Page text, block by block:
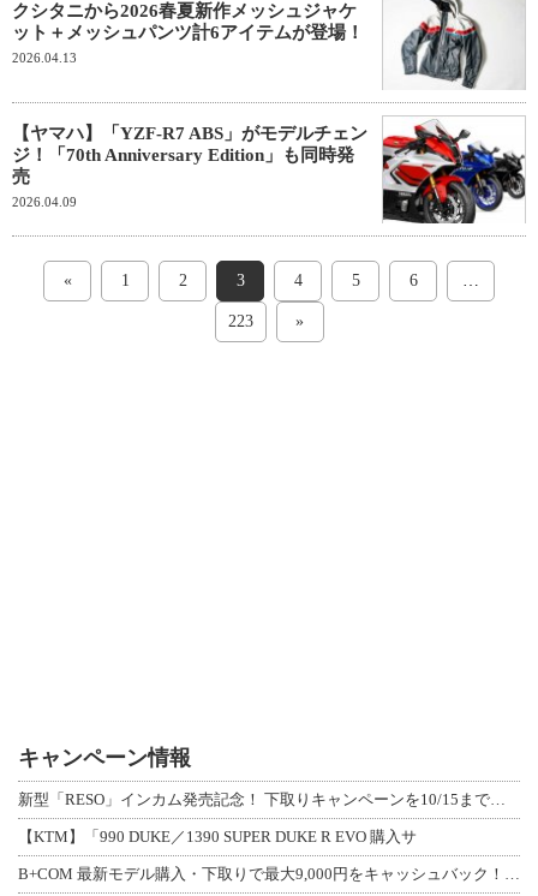
クシタニから2026春夏新作メッシュジャケ
ット＋メッシュパンツ計6アイテムが登場！
2026.04.13
【ヤマハ】「YZF-R7 ABS」がモデルチェン
ジ！「70th Anniversary Edition」も同時発
売
2026.04.09
« 1 2 3 4 5 6 …
223 »
キャンペーン情報
新型「RESO」インカム発売記念！ 下取りキャンペーンを10/15まで延長して開
【KTM】「990 DUKE／1390 SUPER DUKE R EVO 購入サ
B+COM 最新モデル購入・下取りで最大9,000円をキャッシュバック！「B+F